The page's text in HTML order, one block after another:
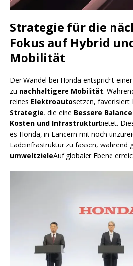
Strategie für die
Fokus auf Hybrid
Mobilität
Der Wandel bei Honda entspricht einer
zu nachhaltigere Mobilität.
reines Elektroautosetzen, favorisiert
Strategie, die eine Bessere
Kosten und Infrastrukturbietet.
es Honda, in Ländern mit noch
Ladeinfrastruktur zu fassen, während
umweltzieleAuf globaler Ebene